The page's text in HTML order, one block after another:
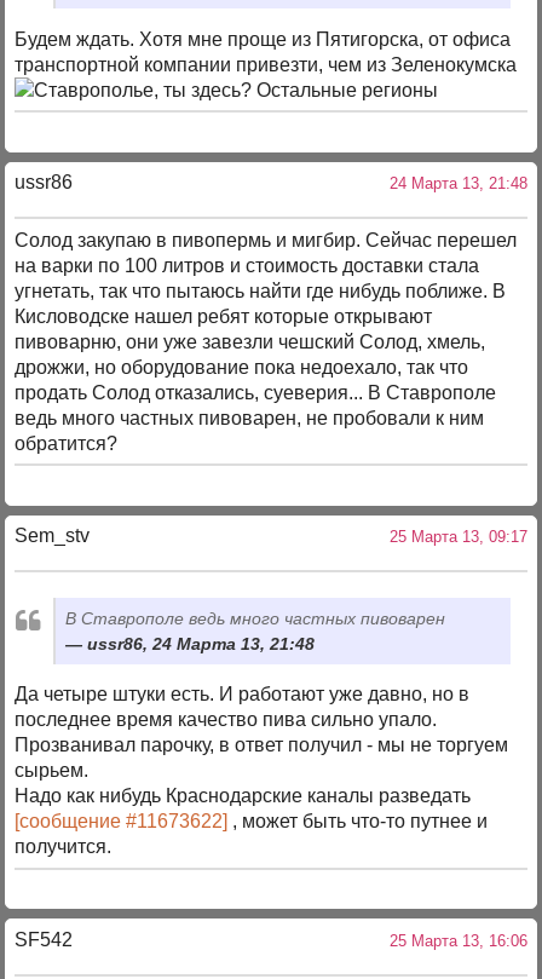
Будем ждать. Хотя мне проще из Пятигорска, от офиса
транспортной компании привезти, чем из Зеленокумска
ussr86 24 Марта 13, 21:48
Солод закупаю в пивопермь и мигбир. Сейчас перешел
на варки по 100 литров и стоимость доставки стала
угнетать, так что пытаюсь найти где нибудь поближе. В
Кисловодске нашел ребят которые открывают
пивоварню, они уже завезли чешский Солод, хмель,
дрожжи, но оборудование пока недоехало, так что
продать Солод отказались, суеверия... В Ставрополе
ведь много частных пивоварен, не пробовали к ним
обратится?
Sem_stv 25 Марта 13, 09:17
В Ставрополе ведь много частных пивоварен
ussr86, 24 Марта 13, 21:48
Да четыре штуки есть. И работают уже давно, но в
последнее время качество пива сильно упало.
Прозванивал парочку, в ответ получил - мы не торгуем
сырьем.
Надо как нибудь Краснодарские каналы разведать
[сообщение #11673622] , может быть что-то путнее и
получится.
SF542 25 Марта 13, 16:06